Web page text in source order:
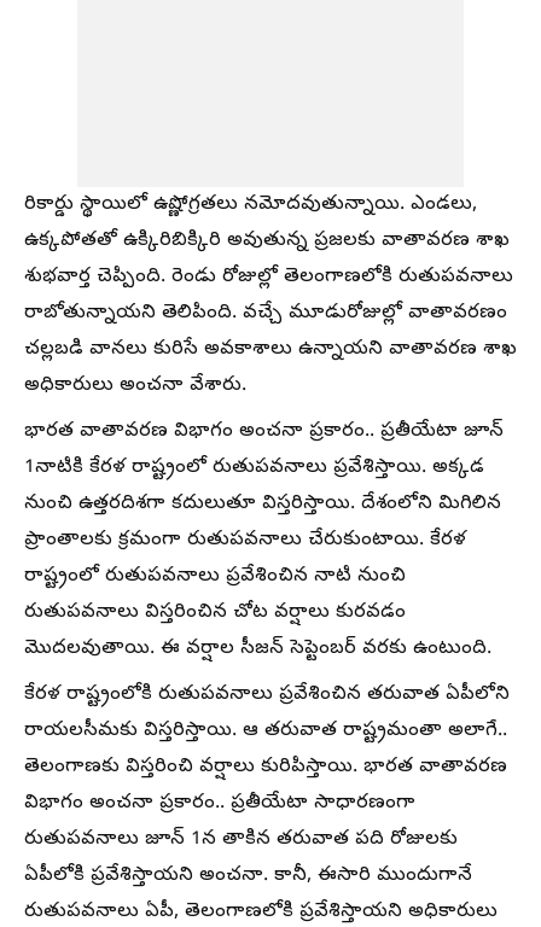
రికార్డు స్థాయిలో ఉష్ణోగ్రతలు నమోదవుతున్నాయి. ఎండలు,
ఉక్కపోతతో ఉక్కిరిబిక్కిరి అవుతున్న ప్రజలకు వాతావరణ శాఖ
శుభవార్త చెప్పింది. రెండు రోజుల్లో తెలంగాణలోకి రుతుపవనాలు
రాబోతున్నాయని తెలిపింది. వచ్చే మూడురోజుల్లో వాతావరణం
చల్లబడి వానలు కురిసే అవకాశాలు ఉన్నాయని వాతావరణ శాఖ
అధికారులు అంచనా వేశారు.
భారత వాతావరణ విభాగం అంచనా ప్రకారం.. ప్రతీయేటా జూన్
1నాటికి కేరళ రాష్ట్రంలో రుతుపవనాలు ప్రవేశిస్తాయి. అక్కడ
నుంచి ఉత్తరదిశగా కదులుతూ విస్తరిస్తాయి. దేశంలోని మిగిలిన
ప్రాంతాలకు క్రమంగా రుతుపవనాలు చేరుకుంటాయి. కేరళ
రాష్ట్రంలో రుతుపవనాలు ప్రవేశించిన నాటి నుంచి
రుతుపవనాలు విస్తరించిన చోట వర్షాలు కురవడం
మొదలవుతాయి. ఈ వర్షాల సీజన్ సెప్టెంబర్ వరకు ఉంటుంది.
కేరళ రాష్ట్రంలోకి రుతుపవనాలు ప్రవేశించిన తరువాత ఏపీలోని
రాయలసీమకు విస్తరిస్తాయి. ఆ తరువాత రాష్ట్రమంతా అలాగే..
తెలంగాణకు విస్తరించి వర్షాలు కురిపిస్తాయి. భారత వాతావరణ
విభాగం అంచనా ప్రకారం.. ప్రతీయేటా సాధారణంగా
రుతుపవనాలు జూన్ 1న తాకిన తరువాత పది రోజులకు
ఏపీలోకి ప్రవేశిస్తాయని అంచనా. కానీ, ఈసారి ముందుగానే
రుతుపవనాలు ఏపీ, తెలంగాణలోకి ప్రవేశిస్తాయని అధికారులు